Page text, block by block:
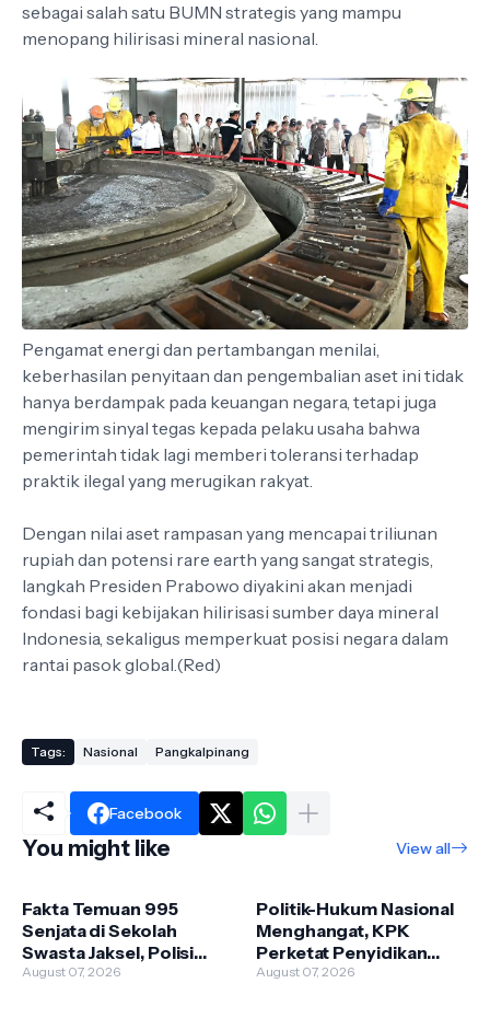
sebagai salah satu BUMN strategis yang mampu
menopang hilirisasi mineral nasional.
Pengamat energi dan pertambangan menilai,
keberhasilan penyitaan dan pengembalian aset ini tidak
hanya berdampak pada keuangan negara, tetapi juga
mengirim sinyal tegas kepada pelaku usaha bahwa
pemerintah tidak lagi memberi toleransi terhadap
praktik ilegal yang merugikan rakyat.
Dengan nilai aset rampasan yang mencapai triliunan
rupiah dan potensi rare earth yang sangat strategis,
langkah Presiden Prabowo diyakini akan menjadi
fondasi bagi kebijakan hilirisasi sumber daya mineral
Indonesia, sekaligus memperkuat posisi negara dalam
rantai pasok global.(Red)
Tags: Nasional Pangkalpinang
Facebook
You might like View all
Fakta Temuan 995
Senjata di Sekolah
Swasta Jaksel, Polisi
Selidiki Legalitas dan
August 07, 2026
Politik-Hukum Nasional
Menghangat, KPK
Perketat Penyidikan
hingga Istana Bantah Isu
August 07, 2026